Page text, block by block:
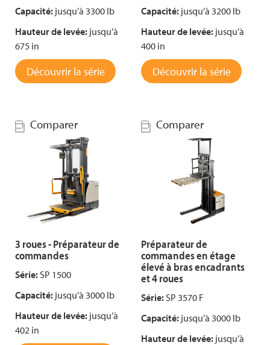
Capacité: jusqu’à 3300 lb
Hauteur de levée: jusqu’à
675 in
Découvrir la série
Capacité: jusqu’à 3200 lb
Hauteur de levée: jusqu’à
400 in
Découvrir la série
Comparer
3 roues - Préparateur de
commandes
Série:SP 1500
Capacité: jusqu’à 3000 lb
Hauteur de levée: jusqu’à
402 in
Comparer
Préparateur de
commandes en étage
élevé à bras encadrants
et 4 roues
Série:SP 3570 F
Capacité: jusqu’à 3000 lb
Hauteur de levée: jusqu’à